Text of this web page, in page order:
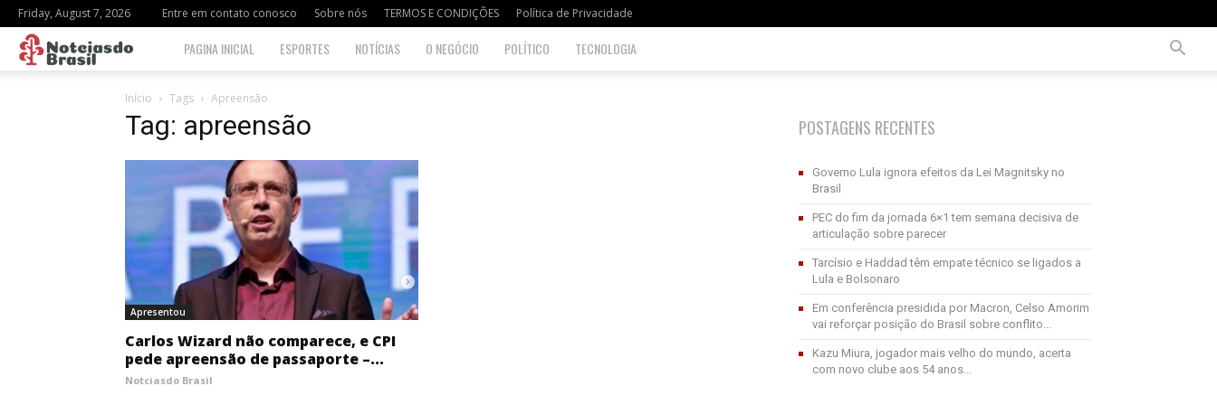
Friday, August 7, 2026 Entre em contato conosco Sobre nós TERMOS E CONDIÇÕES Política de Privacidade
Notciasdo
Brasil
PAGINA INICIAL ESPORTES NOTÍCIAS O NEGÓCIO POLÍTICO TECNOLOGIA
Início Tags Apreensão
Tag: apreensão
Apresentou
Carlos Wizard não comparece, e CPI
pede apreensão de passaporte –...
Notciasdo Brasil
POSTAGENS RECENTES
Governo Lula ignora efeitos da Lei Magnitsky no
Brasil
PEC do fim da jornada 6×1 tem semana decisiva de
articulação sobre parecer
Tarcísio e Haddad têm empate técnico se ligados a
Lula e Bolsonaro
Em conferência presidida por Macron, Celso Amorim
vai reforçar posição do Brasil sobre conflito...
Kazu Miura, jogador mais velho do mundo, acerta
com novo clube aos 54 anos...